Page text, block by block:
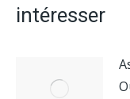
intéresser